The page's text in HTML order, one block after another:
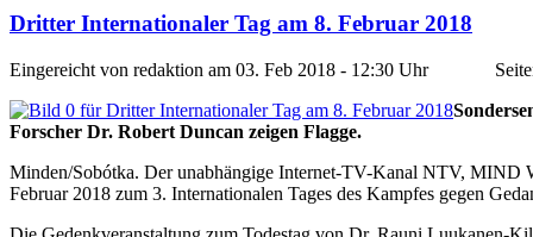
Dritter Internationaler Tag am 8. Februar 2018
Eingereicht von redaktion am 03. Feb 2018 - 12:30 Uhr
Forscher Dr. Robert Duncan zeigen Flagge.
Minden/Sobótka. Der unabhängige Internet-TV-Kanal NTV, MIND
Februar 2018 zum 3. Internationalen Tages des Kampfes gegen